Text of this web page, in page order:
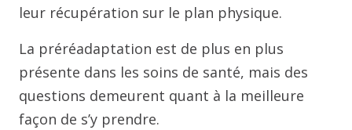
leur récupération sur le plan physique.
La préréadaptation est de plus en plus
présente dans les soins de santé, mais des
questions demeurent quant à la meilleure
façon de s’y prendre.